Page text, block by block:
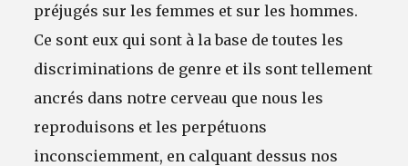
préjugés sur les femmes et sur les hommes.
Ce sont eux qui sont à la base de toutes les
discriminations de genre et ils sont tellement
ancrés dans notre cerveau que nous les
reproduisons et les perpétuons
inconsciemment, en calquant dessus nos